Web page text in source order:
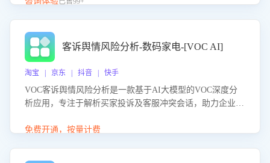
客诉舆情风险分析-数码家电-[VOC AI]
淘宝 | 京东 | 抖音 | 快手
VOC客诉舆情风险分析是一款基于AI大模型的VOC深度分
析应用，专注于解析买家投诉及客服冲突会话，助力企业精
别客户情绪、归因争议根源，并客观评估客服应对合理性与
免费开通，按量计费